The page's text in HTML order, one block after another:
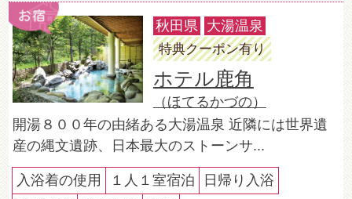
秋田県
大湯温泉
特典クーポン有り
ホテル鹿角
（ほてるかづの）
開湯８００年の由緒ある大湯温泉 近隣には世界遺
産の縄文遺跡、日本最大のストーンサ...
入浴着の使用 １人１室宿泊
日帰り入浴